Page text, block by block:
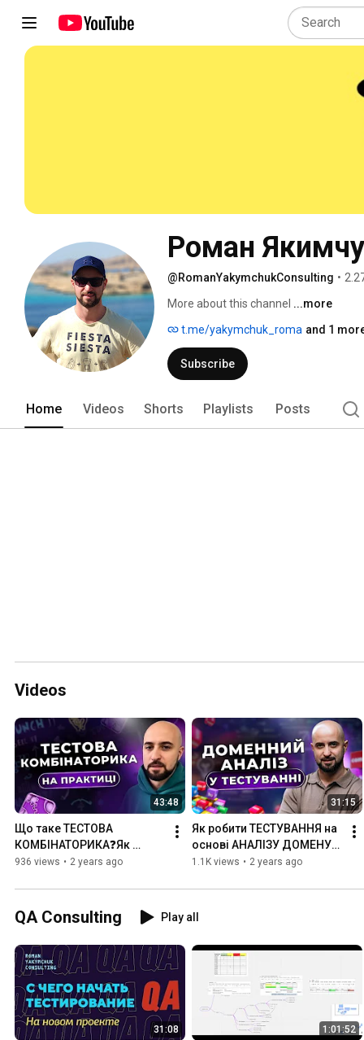
Роман
@RomanYakymchukConsulting •
More about this channel ...more
t.me/yakymchuk_roma and 1
Subscribe
Home Videos Shorts Playlists Posts
Videos
43:48
Що таке ТЕСТОВА
КОМБІНАТОРИКА❓Як
використовувати тестову
936 views • 2 years ago
31:15
Як робити ТЕСТУВАННЯ на
основі АНАЛІЗУ ДОМЕНУ?
Техніки тест дизайну -
1.1K views • 2 years ago
QA Consulting Play all
31:08 1:01:52